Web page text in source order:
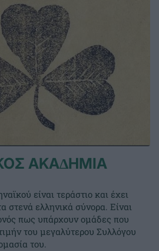
ΑΚΑ∆ΗΜΙΑ
είναι τεράστιο και έχει
στενά ελληνικά σύνορα. Είναι
πως υπάρχουν ομάδες που
του μεγαλύτερου Συλλόγου
του.